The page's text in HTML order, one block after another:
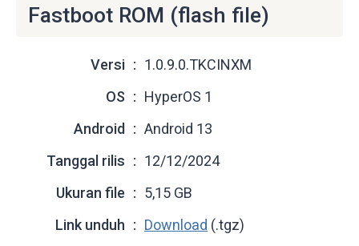
Fastboot ROM (flash file)
Versi
1.0.9.0.TKCINXM
OS
HyperOS 1
Android
Android 13
Tanggal rilis
12/12/2024
Ukuran file
5,15 GB
Link unduh
Download (.tgz)